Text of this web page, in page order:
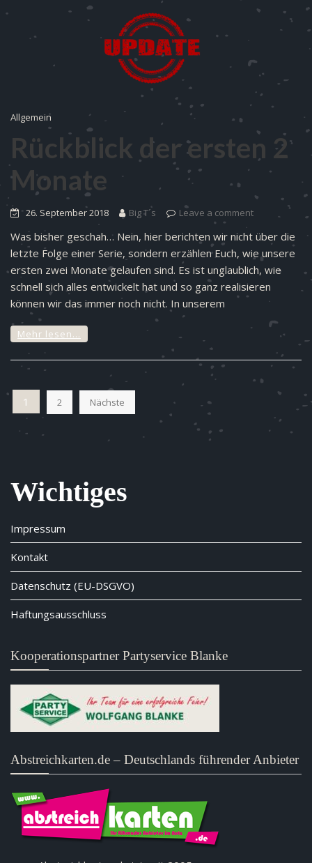
Allgemein
Rückblick der ersten 2
Monate
26. September 2018 Big T´s Leave a comment
Was bisher geschah… Nein, hier berichten wir nicht über die
letzte Folge einer Serie, sondern erzählen Euch, wie unsere
ersten zwei Monate gelaufen sind. Es ist unglaublich, wie
schnell sich alles entwickelt hat und so ganz realisieren
können wir das immer noch nicht. In unserem
Mehr lesen…
Beitragsnavigation
1 2 Nächste
Wichtiges
Impressum
Kontakt
Datenschutz (EU-DSGVO)
Haftungsausschluss
Kooperationspartner Partyservice Blanke
Abstreichkarten.de – Deutschlands führender Anbieter